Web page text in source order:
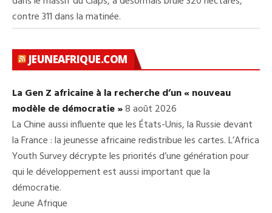
contre 311 dans la matinée.
JEUNEAFRIQUE.COM
La Gen Z africaine à la recherche d’un « nouveau
modèle de démocratie »8 août 2026
La Chine aussi influente que les États-Unis, la Russie devant
la France : la jeunesse africaine redistribue les cartes. L’Africa
Youth Survey décrypte les priorités d’une génération pour
qui le développement est aussi important que la
démocratie.
Jeune Afrique